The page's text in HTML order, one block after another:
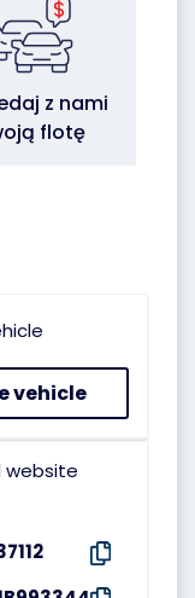
z nami
flotę
vehicle
website